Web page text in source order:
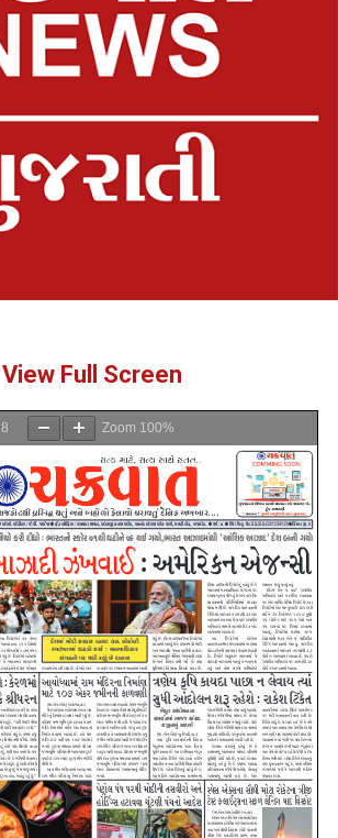
View Full Screen
8 Zoom 100%